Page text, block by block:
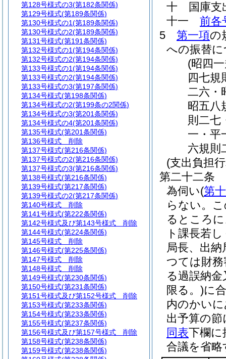
十
国庫支
十一
前各
5
第一項の
への振替
(昭四
四七規
二六・
昭五八
則二七
一・平
六規則
(支出負担
第二十二条
為伺い(第
らない。
るところ
ト課長若
局長、出
つては財
る過誤納
限る。)に
内のかい
出予算の
同表下欄に
合議を省
第128号様式の3(第182条関係)
第129号様式(第189条関係)
第130号様式の1(第189条関係)
第130号様式の2(第189条関係)
第131号様式(第191条関係)
第132号様式の1(第194条関係)
第132号様式の2(第194条関係)
第133号様式の1(第194条関係)
第133号様式の2(第194条関係)
第133号様式の3(第197条関係)
第134号様式(第198条関係)
第134号様式の2(第199条の2関係)
第134号様式の3(第201条関係)
第134号様式の4(第201条関係)
第135号様式(第201条関係)
第136号様式 削除
第137号様式(第216条関係)
第137号様式の2(第216条関係)
第137号様式の3(第216条関係)
第138号様式(第216条関係)
第139号様式(第217条関係)
第139号様式の2(第217条関係)
第140号様式 削除
第141号様式(第222条関係)
第142号様式及び第143号様式 削除
第144号様式(第224条関係)
第145号様式 削除
第146号様式(第225条関係)
第147号様式 削除
第148号様式 削除
第149号様式(第230条関係)
第150号様式(第231条関係)
第151号様式及び第152号様式 削除
第153号様式(第233条関係)
第154号様式(第233条関係)
第155号様式(第237条関係)
第156号様式及び第157号様式 削除
第158号様式(第238条関係)
第159号様式(第238条関係)